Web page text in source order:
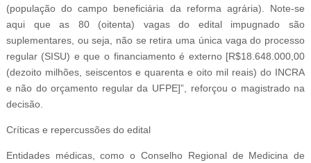
(população do campo beneficiária da reforma agrária). Note-se
aqui que as 80 (oitenta) vagas do edital impugnado são
suplementares, ou seja, não se retira uma única vaga do processo
regular (SISU) e que o financiamento é externo [R$18.648.000,00
(dezoito milhões, seiscentos e quarenta e oito mil reais) do INCRA
e não do orçamento regular da UFPE]”, reforçou o magistrado na
decisão.
Críticas e repercussões do edital
Entidades médicas, como o Conselho Regional de Medicina de